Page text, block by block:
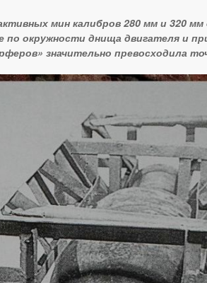
мин калибров 280 мм и 320
по окружности днища двигателя и
значительно превосходила